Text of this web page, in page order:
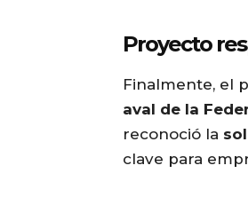
Proyecto
Finalmente, el
aval de la
reconoció la
clave para